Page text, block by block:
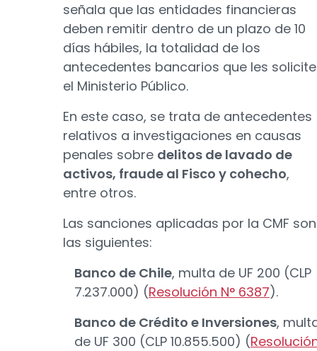
señala que las entidades financieras
deben remitir dentro de un plazo de 10
días hábiles, la totalidad de los
antecedentes bancarios que les solicite
el Ministerio Público.
En este caso, se trata de antecedentes
relativos a investigaciones en causas
penales sobre delitos de lavado de
activos, fraude al Fisco y cohecho,
entre otros.
Las sanciones aplicadas por la CMF son
las siguientes:
Banco de Chile, multa de UF 200 (CLP
7.237.000) (Resolución N° 6387).
Banco de Crédito e Inversiones,
de UF 300 (CLP 10.855.500) (